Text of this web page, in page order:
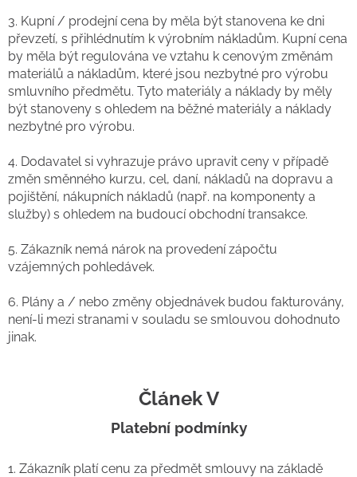
3. Kupní / prodejní cena by měla být stanovena ke dni
převzetí, s přihlédnutím k výrobním nákladům. Kupní cena
by měla být regulována ve vztahu k cenovým změnám
materiálů a nákladům, které jsou nezbytné pro výrobu
smluvního předmětu. Tyto materiály a náklady by měly
být stanoveny s ohledem na běžné materiály a náklady
nezbytné pro výrobu.
4. Dodavatel si vyhrazuje právo upravit ceny v případě
změn směnného kurzu, cel, daní, nákladů na dopravu a
pojištění, nákupních nákladů (např. na komponenty a
služby) s ohledem na budoucí obchodní transakce.
5. Zákazník nemá nárok na provedení zápočtu
vzájemných pohledávek.
6. Plány a / nebo změny objednávek budou fakturovány,
není-li mezi stranami v souladu se smlouvou dohodnuto
jinak.
Článek V
Platební podmínky
1. Zákazník platí cenu za předmět smlouvy na základě